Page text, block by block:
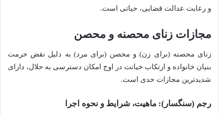
و رعایت عدالت قضایی، حیاتی است.
مجازات زنای محصنه و محصن
زنای محصنه (برای زن) و محصن (برای مرد) به دلیل نقض حرمت
بنیان خانواده و ارتکاب خیانت در اوج امکان دسترسی به حلال، دارای
شدیدترین مجازات حدی است.
رجم (سنگسار): ماهیت، شرایط و نحوه اجرا